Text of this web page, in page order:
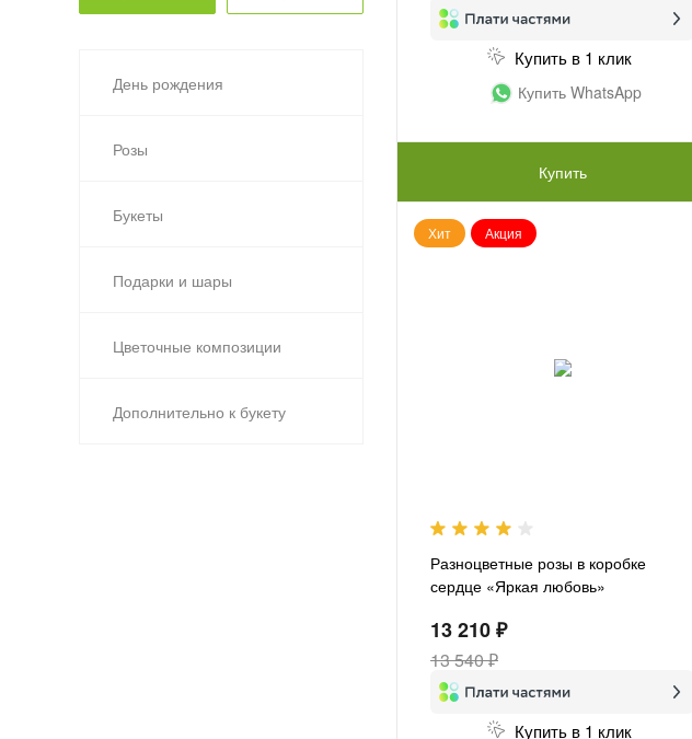
День рождения
Розы
Букеты
Подарки и шары
Цветочные композиции
Дополнительно к букету
Купить в 1 клик
Купить WhatsApp
Купить
Хит Акция
Разноцветные розы в коробке
сердце «Яркая любовь»
13 210 ₽
13 540 ₽
Купить в 1 клик